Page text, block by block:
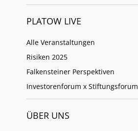
PLATOW LIVE
Alle Veranstaltungen
Risiken 2025
Falkensteiner Perspektiven
Investorenforum x Stiftungsforum
ÜBER UNS